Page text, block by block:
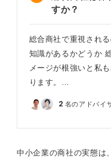
すか？
総合商社で重視され
知識があるかどうか
メージが根強いと私
ります。…
2 名のアドバイ
中小企業の商社の実態は